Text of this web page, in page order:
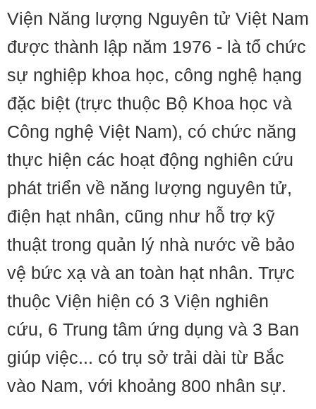
Viện Năng lượng Nguyên tử Việt Nam
được thành lập năm 1976 - là tổ chức
sự nghiệp khoa học, công nghệ hạng
đặc biệt (trực thuộc Bộ Khoa học và
Công nghệ Việt Nam), có chức năng
thực hiện các hoạt động nghiên cứu
phát triển về năng lượng nguyên tử,
điện hạt nhân, cũng như hỗ trợ kỹ
thuật trong quản lý nhà nước về bảo
vệ bức xạ và an toàn hạt nhân. Trực
thuộc Viện hiện có 3 Viện nghiên
cứu, 6 Trung tâm ứng dụng và 3 Ban
giúp việc... có trụ sở trải dài từ Bắc
vào Nam, với khoảng 800 nhân sự.